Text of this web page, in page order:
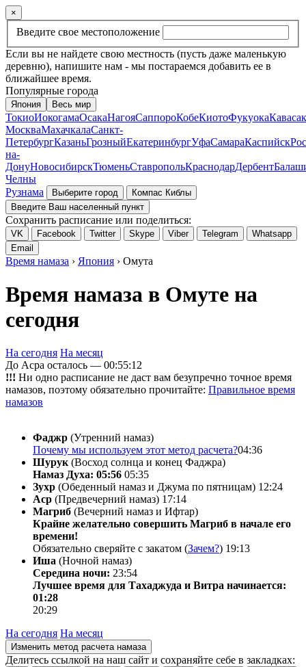
×
Введите свое местоположение
Если вы не найдете свою местность (пусть даже маленькую
деревню), напишите нам - мы постараемся добавить ее в
ближайшее время.
Популярные города
Япония Весь мир
ТокиоИокогамаОсакаНагояСаппороКобеКиотоФукуока
МоскваМахачкалаСанкт-
ПетербургКазаньГрозныйЕкатеринбургУфаСамараКаспийск
на-
ДонуНовосибирскТюменьСтавропольКраснодарДербент
Челны
Рузнама
Выберите город
Компас Киблы
Введите Ваш населенный пункт
Сохранить расписание или поделиться:
VK Facebook Twitter Skype Viber Telegram
Whatsapp
Email
Время намаза › Япония › Омута
Время намаза в Омуте на
сегодня
На сегодня На месяц
До Асра осталось — 00:55:12
!!! Ни одно расписание не даст вам безупречно точное время
намазов, поэтому обязательно прочитайте: Правильное время
намазов
Фаджр (Утренний намаз)
Почему мы используем этот метод расчета?04:36
Шурук (Восход солнца и конец Фаджра)
Намаз Духа: 05:56 05:35
Зухр (Обеденный намаз и Джума по пятницам) 12:24
Аср (Предвечерний намаз) 17:14
Магриб (Вечерний намаз и Ифтар)
Крайне желательно совершить Магриб в начале его
времени!
Обязательно сверяйте с закатом (Зачем?) 19:13
Иша (Ночной намаз)
Середина ночи: 23:54
Лучшее время для Тахаджуда и Витра начинается:
01:28
20:29
На сегодня На месяц
Изменить метод расчета намаза
Делитесь ссылкой на наш сайт и сохраняйте себе в закладках: